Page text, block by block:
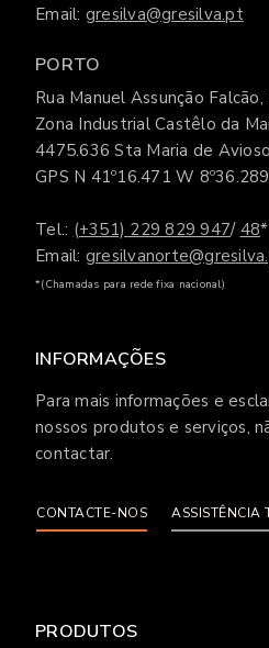
Email: gresilva@gresilva.pt
PORTO
Rua Manuel Assunção
Zona Industrial Castêlo da
4475.636 Sta Maria de Avioso
GPS N 41º16.471 W 8º36.289
Tel.: (+351) 229 829 947/ 48*
Email:
*(Chamadas para rede fixa nacional)
INFORMAÇÕES
Para mais informações e
nossos produtos e serviços,
contactar.
CONTACTE-NOS ASSISTÊNCIA
PRODUTOS